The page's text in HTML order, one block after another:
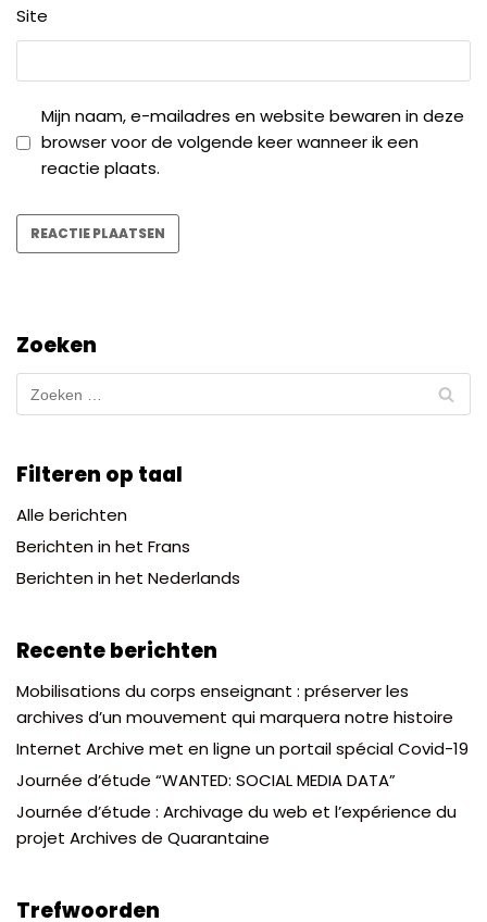
Site
Mijn naam, e-mailadres en website bewaren in deze
browser voor de volgende keer wanneer ik een
reactie plaats.
Zoeken
Filteren op taal
Alle berichten
Berichten in het Frans
Berichten in het Nederlands
Recente berichten
Mobilisations du corps enseignant : préserver les
archives d’un mouvement qui marquera notre histoire
Internet Archive met en ligne un portail spécial Covid-19
Journée d’étude “WANTED: SOCIAL MEDIA DATA”
Journée d’étude : Archivage du web et l’expérience du
projet Archives de Quarantaine
Trefwoorden